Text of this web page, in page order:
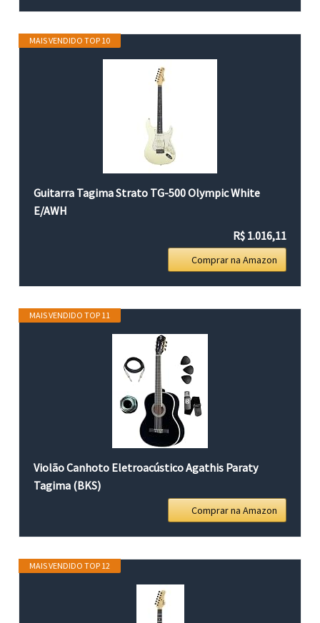
MAIS VENDIDO TOP 10
Guitarra Tagima Strato TG-500 Olympic White
E/AWH
R$ 1.016,11
Comprar na Amazon
MAIS VENDIDO TOP 11
Violão Canhoto Eletroacústico Agathis Paraty
Tagima (BKS)
Comprar na Amazon
MAIS VENDIDO TOP 12